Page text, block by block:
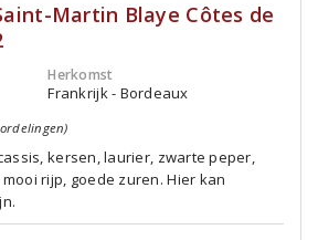
Martin Blaye Côtes de
Herkomst
Frankrijk - Bordeaux
kersen, laurier, zwarte peper,
rijp, goede zuren. Hier kan